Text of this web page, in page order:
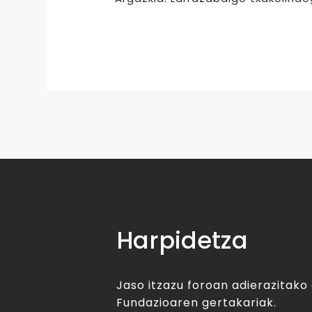
Harpidetza
Jaso itzazu foroan
Fundazioaren gertakariak.